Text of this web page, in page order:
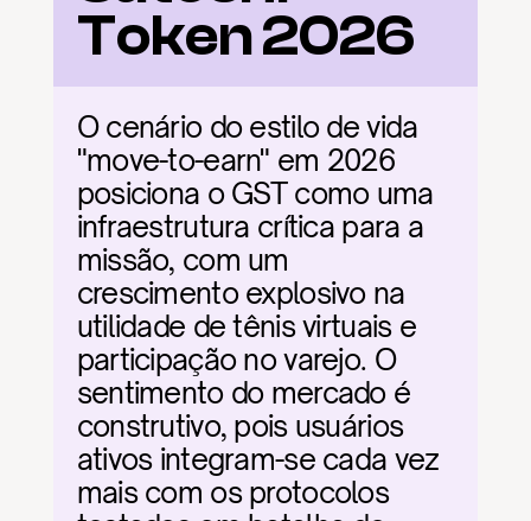
Token 2026
O cenário do estilo de vida
"move-to-earn" em 2026
posiciona o GST como uma
infraestrutura crítica para a
missão, com um
crescimento explosivo na
utilidade de tênis virtuais e
participação no varejo. O
sentimento do mercado é
construtivo, pois usuários
ativos integram-se cada vez
mais com os protocolos